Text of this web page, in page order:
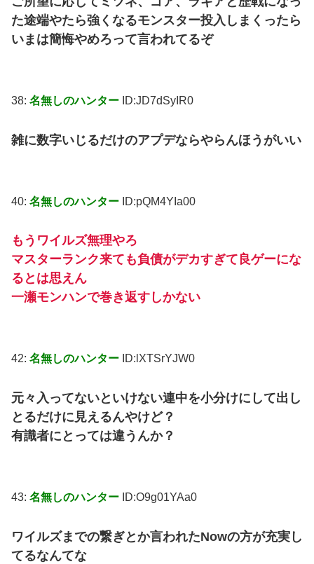
た途端やたら強くなるモンスター投入しまくったら
いまは簡悔やめろって言われてるぞ
38: 名無しのハンター ID:JD7dSyIR0
雑に数字いじるだけのアプデならやらんほうがいい
40: 名無しのハンター ID:pQM4YIa00
もうワイルズ無理やろ
マスターランク来ても負債がデカすぎて良ゲーにな
るとは思えん
一瀬モンハンで巻き返すしかない
42: 名無しのハンター ID:lXTSrYJW0
元々入ってないといけない連中を小分けにして出し
とるだけに見えるんやけど？
有識者にとっては違うんか？
43: 名無しのハンター ID:O9g01YAa0
ワイルズまでの繋ぎとか言われたNowの方が充実し
てるなんてな